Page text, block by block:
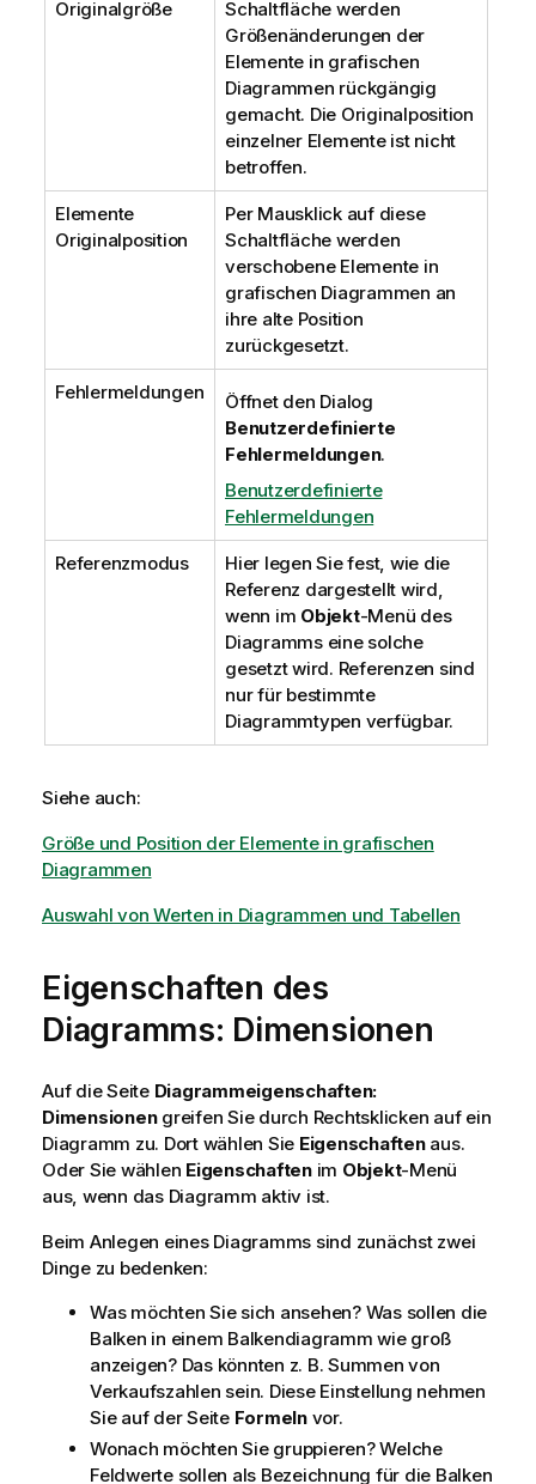
Originalgröße
Schaltfläche werden
Größenänderungen der
Elemente in grafischen
Diagrammen rückgängig
gemacht. Die Originalposition
einzelner Elemente ist nicht
betroffen.
Elemente
Originalposition
Per Mausklick auf diese
Schaltfläche werden
verschobene Elemente in
grafischen Diagrammen an
ihre alte Position
zurückgesetzt.
Fehlermeldungen
Öffnet den Dialog
Benutzerdefinierte
Fehlermeldungen.
Benutzerdefinierte
Fehlermeldungen
Referenzmodus
Hier legen Sie fest, wie die
Referenz dargestellt wird,
wenn im Objekt-Menü des
Diagramms eine solche
gesetzt wird. Referenzen sind
nur für bestimmte
Diagrammtypen verfügbar.
Siehe auch:
Größe und Position der Elemente in grafischen
Diagrammen
Auswahl von Werten in Diagrammen und Tabellen
Eigenschaften des
Diagramms: Dimensionen
Auf die Seite Diagrammeigenschaften:
Dimensionengreifen Sie durch Rechtsklicken auf ein
Diagramm zu. Dort wählen Sie Eigenschaftenaus.
Oder Sie wählen Eigenschaftenim Objekt-Menü
aus, wenn das Diagramm aktiv ist.
Beim Anlegen eines Diagramms sind zunächst zwei
Dinge zu bedenken:
Was möchten Sie sich ansehen? Was sollen die
Balken in einem Balkendiagramm wie groß
anzeigen? Das könnten z. B. Summen von
Verkaufszahlen sein. Diese Einstellung nehmen
Sie auf der Seite Formelnvor.
Wonach möchten Sie gruppieren? Welche
Feldwerte sollen als Bezeichnung für die Balken